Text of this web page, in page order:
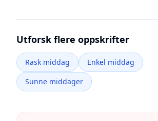
Utforsk flere oppskrifter
Rask middag
Enkel middag
Sunne middager